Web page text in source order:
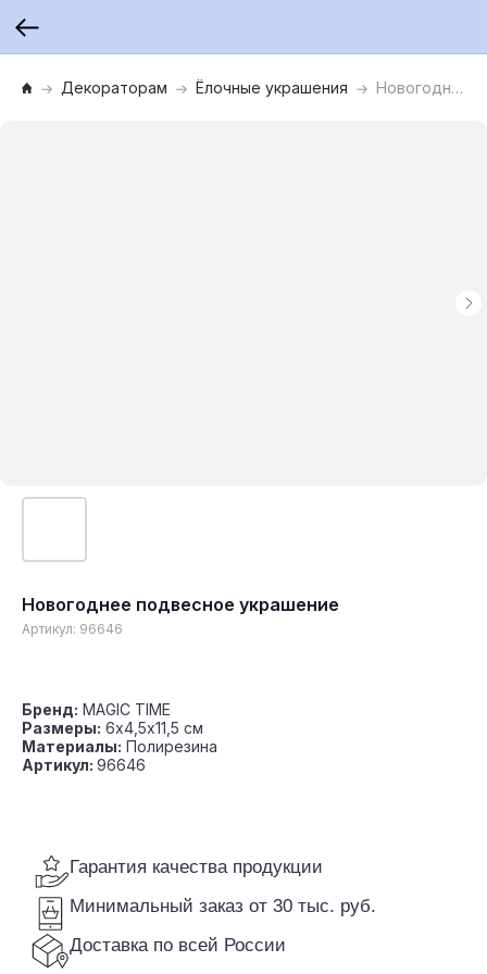
Декораторам Ёлочные украшения Новогоднее подвесное украшение
Новогоднее подвесное украшение
Артикул: 96646
Бренд: MAGIC TIME
Размеры: 6х4,5х11,5 см
Материалы: Полирезина
Артикул: 96646
Гарантия качества продукции